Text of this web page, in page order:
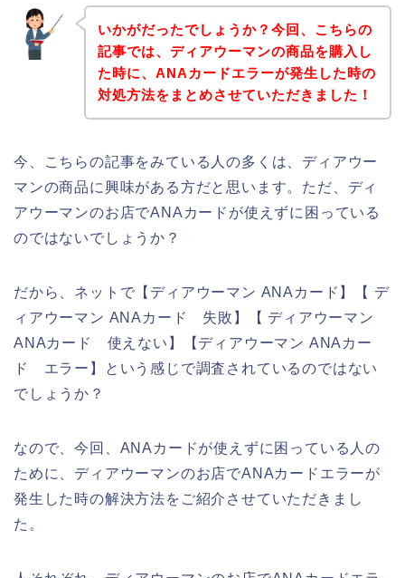
いかがだったでしょうか？今回、こちらの
記事では、ディアウーマンの商品を購入し
た時に、ANAカードエラーが発生した時の
対処方法をまとめさせていただきました！
今、こちらの記事をみている人の多くは、ディアウー
マンの商品に興味がある方だと思います。ただ、ディ
アウーマンのお店でANAカードが使えずに困っている
のではないでしょうか？
だから、ネットで【ディアウーマン ANAカード】【 デ
ィアウーマン ANAカード 失敗】【 ディアウーマン
ANAカード 使えない】【ディアウーマン ANAカー
ド エラー】という感じで調査されているのではない
でしょうか？
なので、今回、ANAカードが使えずに困っている人の
ために、ディアウーマンのお店でANAカードエラーが
発生した時の解決方法をご紹介させていただきまし
た。